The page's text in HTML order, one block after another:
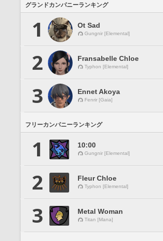
グランドカンパニーランキング
1 Ot Sad
Gungnir [Elemental]
2 Fransabelle Chloe
Typhon [Elemental]
3 Ennet Akoya
Fenrir [Gaia]
フリーカンパニーランキング
1 10:00
Gungnir [Elemental]
2 Fleur Chloe
Typhon [Elemental]
3 Metal Woman
Titan [Mana]